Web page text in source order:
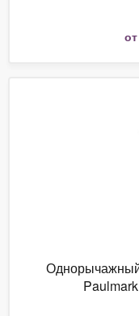
от
Однорычажный